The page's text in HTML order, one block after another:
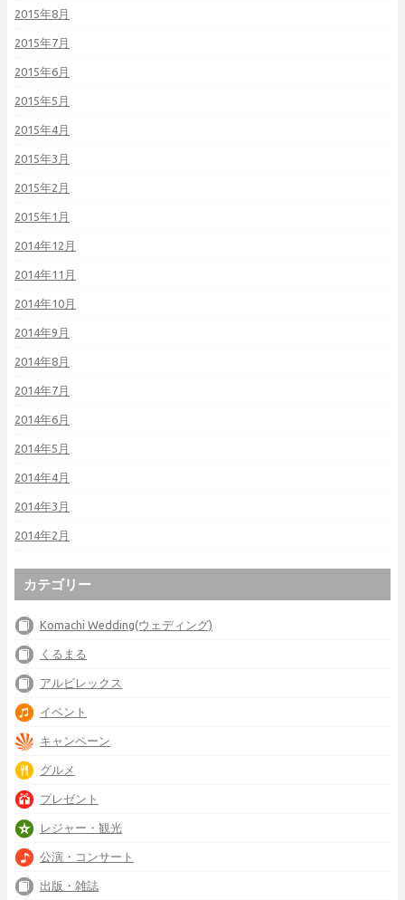
2015年8月
2015年7月
2015年6月
2015年5月
2015年4月
2015年3月
2015年2月
2015年1月
2014年12月
2014年11月
2014年10月
2014年9月
2014年8月
2014年7月
2014年6月
2014年5月
2014年4月
2014年3月
2014年2月
カテゴリー
Komachi Wedding(ウェディング)
くるまる
アルビレックス
イベント
キャンペーン
グルメ
プレゼント
レジャー・観光
公演・コンサート
出版・雑誌